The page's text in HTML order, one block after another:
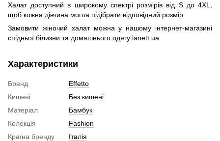
Халат доступний в широкому спектрі розмірів від S до 4XL,
щоб кожна дівчина могла підібрати відповідний розмір.
Замовити жіночий халат можна у нашому інтернет-магазині
спідньої білизни та домашнього одягу lanett.ua.
Характеристики
Бренд
Effetto
Кишені
Без кишені
Матеріал
Бамбук
Колекція
Fashion
Країна бренду
Італія